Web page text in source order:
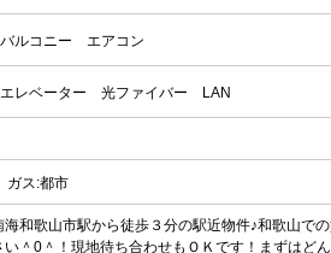
バルコニー エアコン
エレベーター 光ファイバー LAN
ガス:都市
海和歌山市駅から徒歩３分の駅近物件♪和歌山で
い＾0＾！現地待ち合わせもＯＫです！まずはど